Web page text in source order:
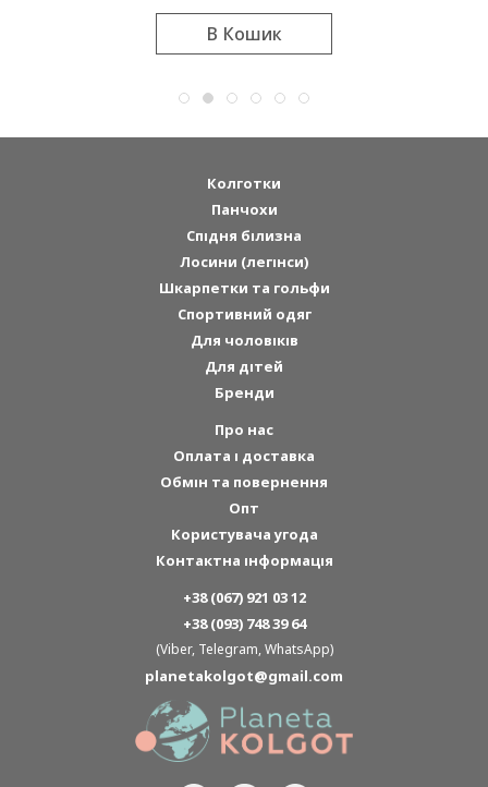
В Кошик
Колготки
Панчохи
Спідня білизна
Лосини (легінси)
Шкарпетки та гольфи
Спортивний одяг
Для чоловіків
Для дітей
Бренди
Про нас
Оплата і доставка
Обмін та повернення
Опт
Користувача угода
Контактна інформація
+38 (067) 921 03 12
+38 (093) 748 39 64
(Viber, Telegram, WhatsApp)
planetakolgot@gmail.com